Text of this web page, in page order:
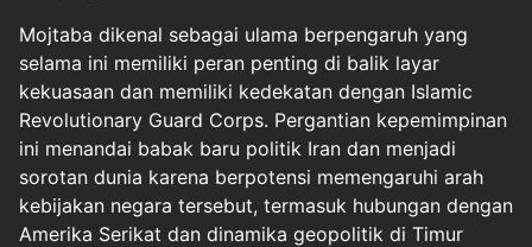
Mojtaba dikenal sebagai ulama berpengaruh yang
selama ini memiliki peran penting di balik layar
kekuasaan dan memiliki kedekatan dengan Islamic
Revolutionary Guard Corps. Pergantian kepemimpinan
ini menandai babak baru politik Iran dan menjadi
sorotan dunia karena berpotensi memengaruhi arah
kebijakan negara tersebut, termasuk hubungan dengan
Amerika Serikat dan dinamika geopolitik di Timur